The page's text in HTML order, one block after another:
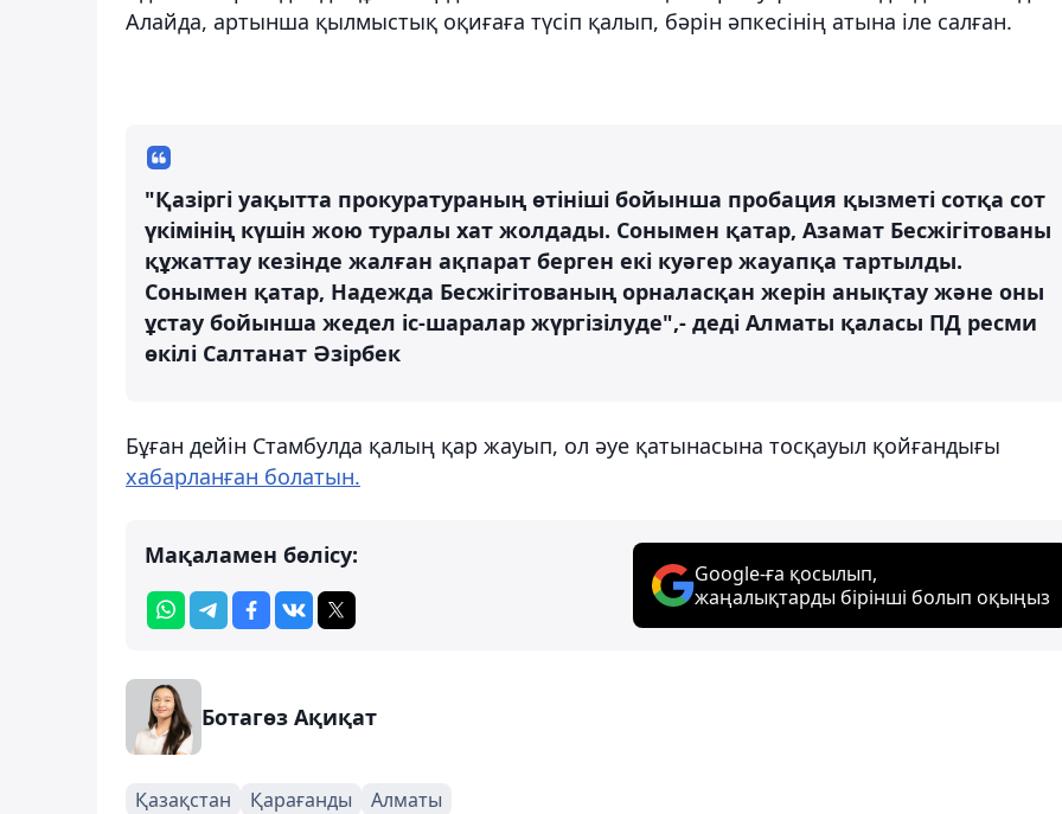
Алайда, артынша қылмыстық оқиғаға түсіп қалып, бәрін әпкесінің атына іле салған.
"Қазіргі уақытта прокуратураның өтініші бойынша пробация қызметі сотқа сот
үкімінің күшін жою туралы хат жолдады. Сонымен қатар, Азамат Бесжігітованы
құжаттау кезінде жалған ақпарат берген екі куәгер жауапқа тартылды.
Сонымен қатар, Надежда Бесжігітованың орналасқан жерін анықтау және оны
ұстау бойынша жедел іс-шаралар жүргізілуде",- деді Алматы қаласы ПД ресми
өкілі Салтанат Әзірбек
Бұған дейін Стамбулда қалың қар жауып, ол әуе қатынасына тосқауыл қойғандығы
хабарланған болатын.
Мақаламен бөлісу:
Google-ға қосылып,
жаңалықтарды бірінші болып оқыңыз
Ботагөз Ақиқат
Қазақстан Қарағанды Алматы